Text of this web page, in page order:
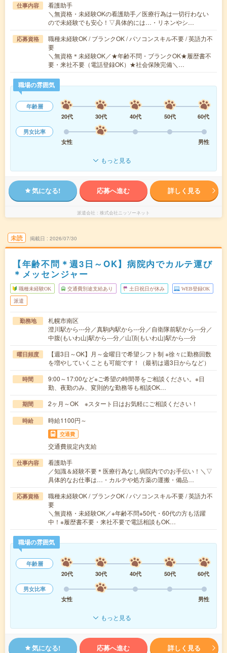
仕事内容
看護助手
＼無資格・未経験OKの看護助手／医療行為は一切行わない
ので未経験でも安心！▽具体的には…・リネンやシ…
応募資格
職種未経験OK / ブランクOK / パソコンスキル不要 / 英語力不
要
＼無資格＊未経験OK／★年齢不問・ブランクOK★履歴書不
要・来社不要（電話登録OK）★社会保険完備＼…
職場の雰囲気
年齢層
20代
30代 40代 50代
60代
男女比率
女性
男性
もっと見る
気になる! 応募へ進む 詳しく見る
派遣会社 株式会社ニッソーネット
未読 掲載日 2026/07/30
【年齢不問＊週3日～OK】病院内でカルテ運び
＊メッセンジャー
職種未経験OK 交通費別途支給あり 土日祝日が休み WEB登録OK
派遣
勤務地
札幌市南区
澄川駅から---分／真駒内駅から---分／自衛隊前駅から---分／
中腹(もいわ山)駅から---分／山頂(もいわ山)駅から---分
曜日頻度
【週3日～OK】月～金曜日で希望シフト制 ※徐々に勤務回数
を増やしていくことも可能です！（最初は週3日からなど）
時間
9:00～17:00など※ご希望の時間帯をご相談ください。※日
勤、夜勤のみ、変則的な勤務等も相談OK…
期間 2ヶ月～OK ※スタート日はお気軽にご相談ください！
時給 時給1100円～
交通費
交通費規定内支給
仕事内容
看護助手
／知識＆経験不要＊医療行為なし病院内でのお手伝い！＼▽
具体的なお仕事は…・カルテや処方薬の運搬・備品…
応募資格
職種未経験OK / ブランクOK / パソコンスキル不要 / 英語力不
要
＼無資格・未経験OK／※年齢不問※50代・60代の方も活躍
中！※履歴書不要・来社不要で電話相談もOK…
職場の雰囲気
年齢層
20代
30代 40代 50代
60代
男女比率
女性
男性
もっと見る
気になる! 応募へ進む 詳しく見る